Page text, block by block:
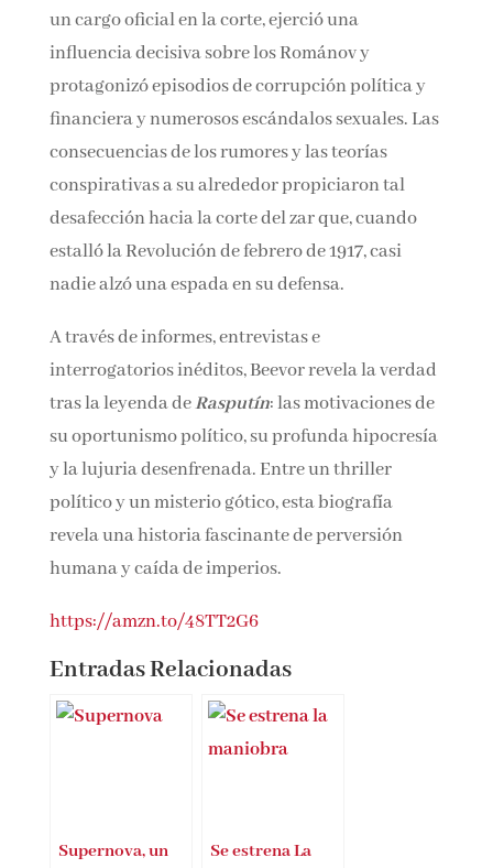
vida y muerte deRasputín. Aunque nunca
ocupó un cargo oficial en la corte, ejerció una
influencia decisiva sobre los Románov y
protagonizó episodios de corrupción política y
financiera y numerosos escándalos sexuales.
Las consecuencias de los rumores y las teorías
conspirativas a su alrededor propiciaron tal
desafección hacia la corte del zar que, cuando
estalló la Revolución de febrero de 1917, casi
A través de informes, entrevistas e
interrogatorios inéditos, Beevor revela la
verdad tras la leyenda deRasputín: las
motivaciones de su oportunismo político, su
profunda hipocresía y la lujuria desenfrenada.
Entre un thriller político y un misterio gótico,
esta biografía revela una historia fascinante de
Entradas Relacionadas